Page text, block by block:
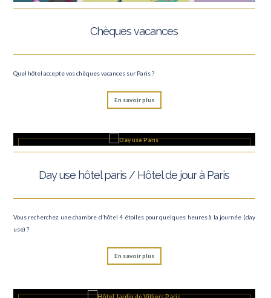
Chèques vacances
Quel hôtel accepte vos chèques vacances sur Paris ?
En savoir plus
Day use hôtel paris / Hôtel de jour à Paris
Vous recherchez une chambre d’hôtel 4 étoiles pour quelques heures à la journée (day
use) ?
En savoir plus